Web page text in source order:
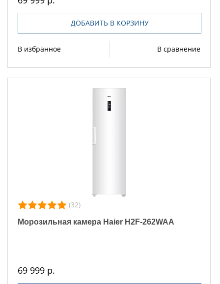
ДОБАВИТЬ В КОРЗИНУ
В избранное В сравнение
(32)
Морозильная камера Haier H2F-262WAA
69 999 р.